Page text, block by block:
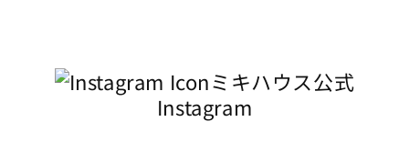
ミキハウス公式
Instagram